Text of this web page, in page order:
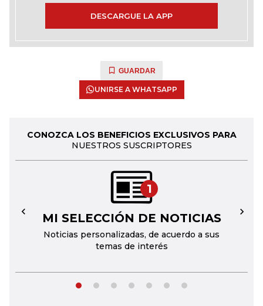
DESCARGUE LA APP
GUARDAR
UNIRSE A WHATSAPP
CONOZCA LOS BENEFICIOS EXCLUSIVOS PARA
NUESTROS SUSCRIPTORES
1
MI SELECCIÓN DE NOTICIAS
Noticias personalizadas, de acuerdo a sus
temas de interés
← →